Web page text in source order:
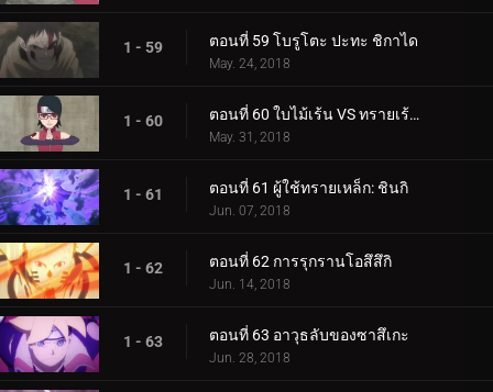
1 - 59 ตอนที่ 59 โบรูโตะ ปะทะ ชิกาได
May. 24, 2018
1 - 60 ตอนที่ 60 ใบไม้เร้น VS ทรายเร้นลับ
May. 31, 2018
1 - 61 ตอนที่ 61 ผู้ใช้ทรายเหล็ก: ชินกิ
Jun. 07, 2018
1 - 62 ตอนที่ 62 การรุกรานโอสึสึกิ
Jun. 14, 2018
1 - 63 ตอนที่ 63 อาวุธลับของซาสึเกะ
Jun. 28, 2018